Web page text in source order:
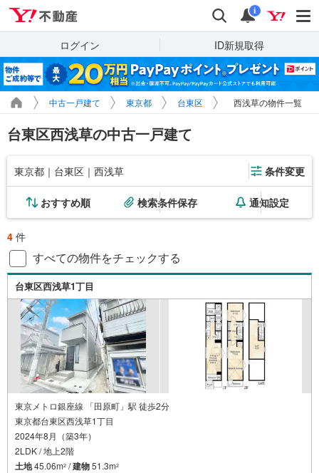
検索 通知
i
ログイン ID新規取得
中古一戸建て 東京都 台東区 西浅草の物件一覧
台東区西浅草の中古一戸建て
東京都｜台東区｜西浅草 条件変更
おすすめ順 検索条件保存 通知設定
4 件
すべての物件をチェックする
台東区西浅草1丁目
東京メトロ銀座線 「田原町」駅 徒歩2分
東京都台東区西浅草1丁目
2024年8月（築3年）
2LDK / 地上2階
土地45.06m2 /建物51.3m2